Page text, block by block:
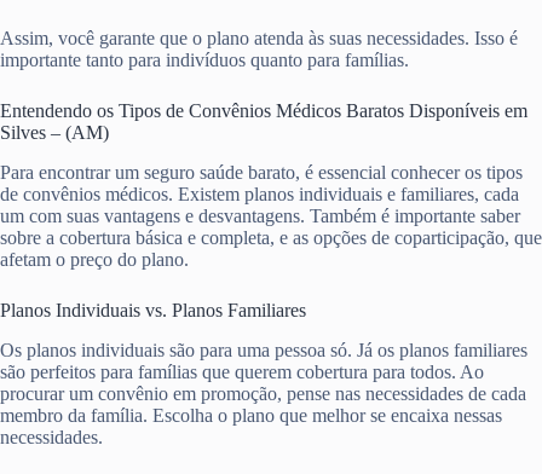
Assim, você garante que o plano atenda às suas necessidades. Isso é
importante tanto para indivíduos quanto para famílias.
Entendendo os Tipos de Convênios Médicos Baratos Disponíveis em
Silves – (AM)
Para encontrar um seguro saúde barato, é essencial conhecer os tipos
de convênios médicos. Existem planos individuais e familiares, cada
um com suas vantagens e desvantagens. Também é importante saber
sobre a cobertura básica e completa, e as opções de coparticipação, que
afetam o preço do plano.
Planos Individuais vs. Planos Familiares
Os planos individuais são para uma pessoa só. Já os planos familiares
são perfeitos para famílias que querem cobertura para todos. Ao
procurar um convênio em promoção, pense nas necessidades de cada
membro da família. Escolha o plano que melhor se encaixa nessas
necessidades.